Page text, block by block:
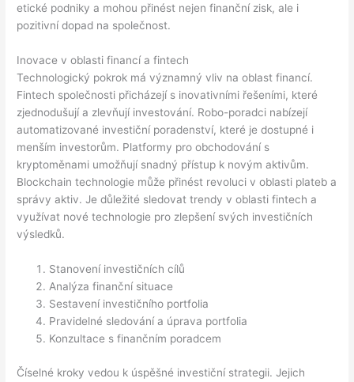
etické podniky a mohou přinést nejen finanční zisk, ale i
pozitivní dopad na společnost.
Inovace v oblasti financí a fintech
Technologický pokrok má významný vliv na oblast financí.
Fintech společnosti přicházejí s inovativními řešeními, které
zjednodušují a zlevňují investování. Robo-poradci nabízejí
automatizované investiční poradenství, které je dostupné i
menším investorům. Platformy pro obchodování s
kryptoměnami umožňují snadný přístup k novým aktivům.
Blockchain technologie může přinést revoluci v oblasti plateb a
správy aktiv. Je důležité sledovat trendy v oblasti fintech a
využívat nové technologie pro zlepšení svých investičních
výsledků.
Stanovení investičních cílů
Analýza finanční situace
Sestavení investičního portfolia
Pravidelné sledování a úprava portfolia
Konzultace s finančním poradcem
Číselné kroky vedou k úspěšné investiční strategii. Jejich